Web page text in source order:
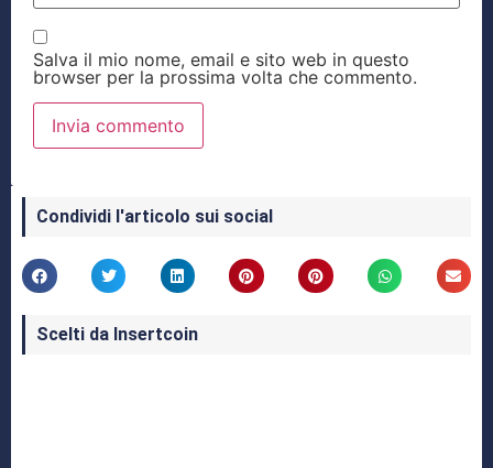
Salva il mio nome, email e sito web in questo
browser per la prossima volta che commento.
Condividi l'articolo sui social
Scelti da Insertcoin